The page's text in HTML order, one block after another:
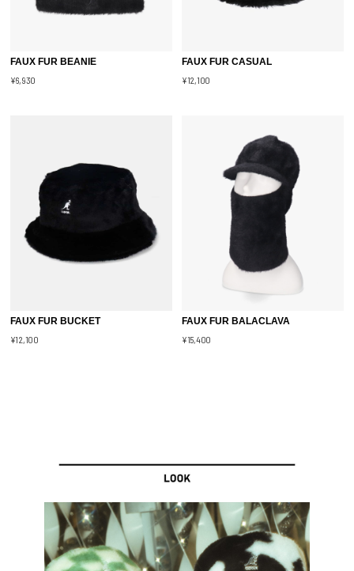
FAUX FUR BEANIE
¥6,930
FAUX FUR CASUAL
¥12,100
FAUX FUR BUCKET
¥12,100
FAUX FUR BALACLAVA
¥15,400